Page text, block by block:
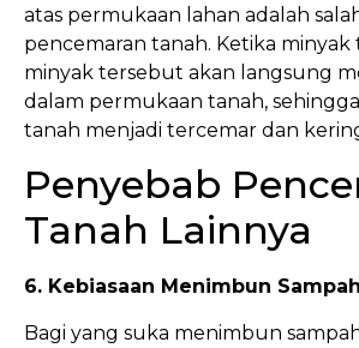
atas permukaan lahan adalah
pencemaran tanah. Ketika
minyak tersebut akan langsung
dalam permukaan tanah,
tanah menjadi tercemar dan
Penyebab
Tanah Lainnya
6. Kebiasaan Menimbun Sampah
Bagi yang suka menimbun